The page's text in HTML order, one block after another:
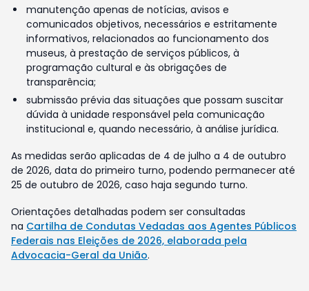
manutenção apenas de notícias, avisos e
comunicados objetivos, necessários e estritamente
informativos, relacionados ao funcionamento dos
museus, à prestação de serviços públicos, à
programação cultural e às obrigações de
transparência;
submissão prévia das situações que possam suscitar
dúvida à unidade responsável pela comunicação
institucional e, quando necessário, à análise jurídica.
As medidas serão aplicadas de 4 de julho a 4 de outubro
de 2026, data do primeiro turno, podendo permanecer até
25 de outubro de 2026, caso haja segundo turno.
Orientações detalhadas podem ser consultadas
na Cartilha de Condutas Vedadas aos Agentes Públicos
Federais nas Eleições de 2026, elaborada pela
Advocacia-Geral da União.